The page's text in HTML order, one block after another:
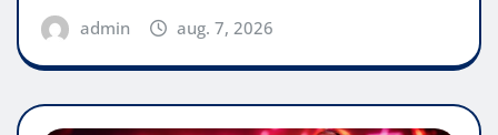
admin aug. 7, 2026